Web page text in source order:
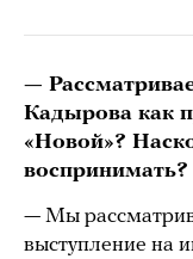
—
Кадырова как
«Новой»?
воспринимать?
— Мы
выступление на